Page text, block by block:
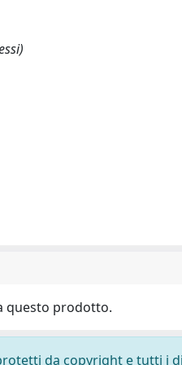
questo prodotto.
da copyright e tutti i